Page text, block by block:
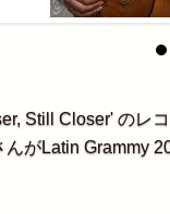
Still Closer' のレ
がLatin Grammy